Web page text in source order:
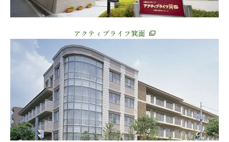
アクティブライフ箕面